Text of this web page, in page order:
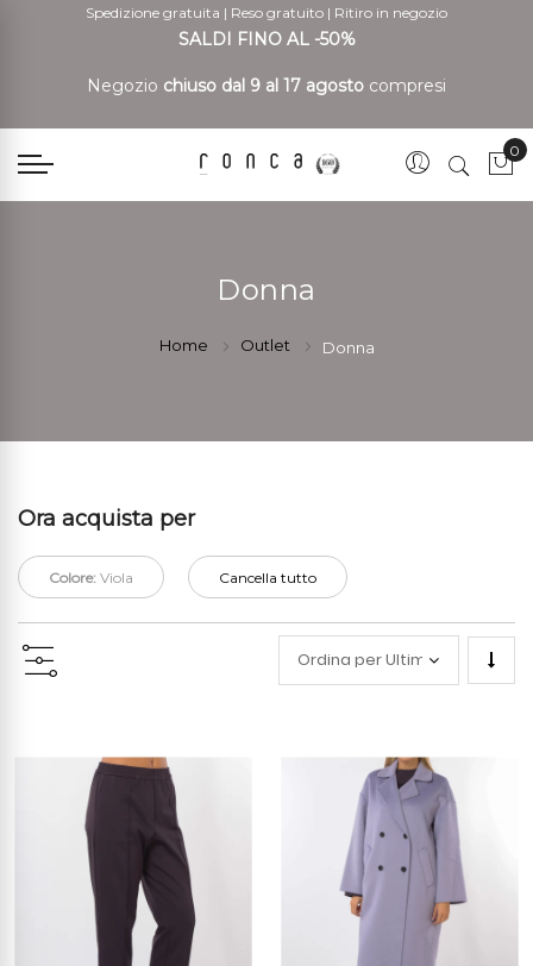
Spedizione gratuita | Reso gratuito | Ritiro in negozio
SALDI FINO AL -50%
Negozio chiuso dal 9 al 17 agosto compresi
0
Donna
Home Outlet Donna
Ora acquista per
Colore: Viola Cancella tutto